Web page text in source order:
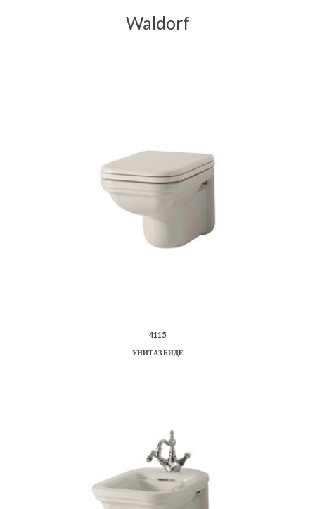
Waldorf
4115
УНИТАЗ БИДЕ